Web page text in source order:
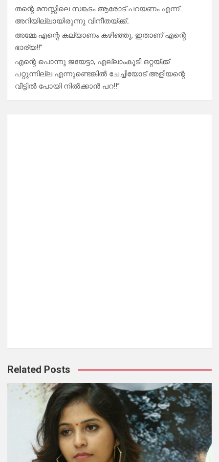
തന്റെ മനസ്സിലെ സങ്കടം ആരോട് പറയണം എന്ന്
അറിയില്ലായിരുന്നു വിനീതയ്ക്ക്..
അമ്മേ എന്റെ കല്യാണം കഴിഞ്ഞു, ഇതാണ് എന്റെ
ഭാര്യ!!”
എന്റെ പൊന്നു ജയേട്ടാ, എല്ലാംകൂടി ഒറ്റയ്ക്ക്
പറ്റുന്നില്ല എന്നുണ്ടെങ്കിൽ ചേച്ചിയോട് അളിയന്റെ
വീട്ടിൽ പോയി നിൽക്കാൻ പറ!!”
Related Posts